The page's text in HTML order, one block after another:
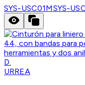
SYS-USC01MSYS-
URREA